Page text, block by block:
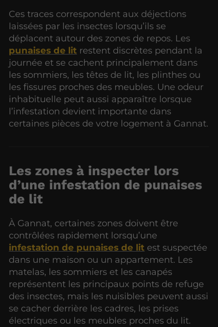
Ces traces correspondent aux déjections
laissées par les insectes lorsqu’ils se
déplacent autour des zones de repos. Les
punaises de lit restent discrètes pendant la
journée et se cachent principalement dans
les sommiers, les têtes de lit, les plinthes ou
les fissures proches des meubles. Une odeur
inhabituelle peut aussi apparaître lorsque
l’infestation devient importante dans
certaines pièces de votre logement à Gannat.
Les zones à inspecter lors
d’une infestation de punaises
de lit
À Gannat, certaines zones doivent être
contrôlées rapidement lorsqu’une
infestation de punaises de lit est suspectée
dans une maison ou un appartement. Les
matelas, les sommiers et les canapés
représentent les principaux points de refuge
des insectes, mais les nuisibles peuvent aussi
se cacher derrière les cadres, les prises
électriques ou les meubles proches du lit.